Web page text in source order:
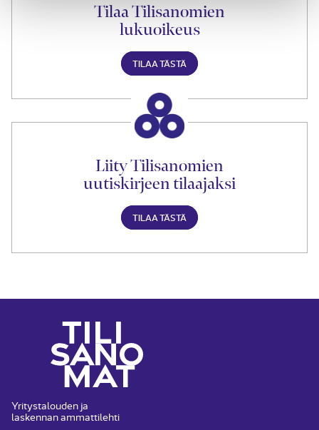
Tilaa Tilisanomien
lukuoikeus
TILAA TÄSTÄ
Liity Tilisanomien
uutiskirjeen tilaajaksi
TILAA TÄSTÄ
Yritystalouden ja
laskennan ammattilehti